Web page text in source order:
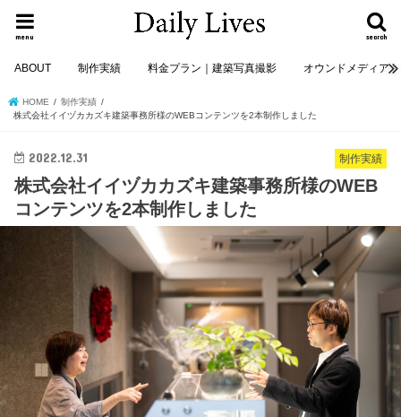
search
menu
ABOUT 制作実績 料金プラン｜建築写真撮影 オウンドメディア
HOME
制作実績
株式会社イイヅカカズキ建築事務所様のWEBコンテンツを2本制作しました
制作実績
2022.12.31
株式会社イイヅカカズキ建築事務所様のWEB
コンテンツを2本制作しました